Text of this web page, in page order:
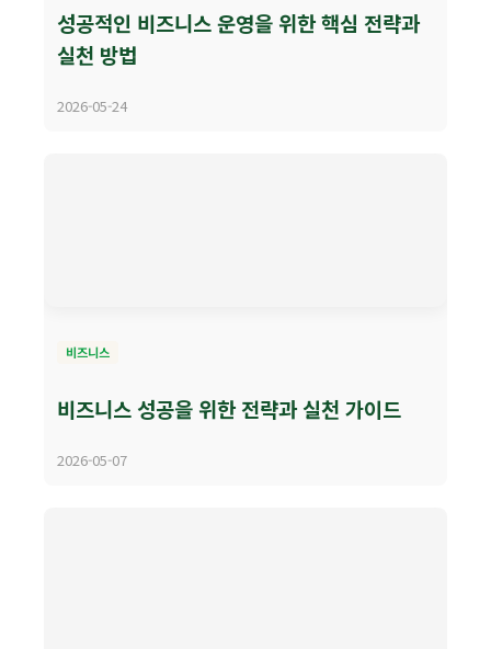
성공적인 비즈니스 운영을 위한 핵심 전략과
실천 방법
2026-05-24
비즈니스
비즈니스 성공을 위한 전략과 실천 가이드
2026-05-07